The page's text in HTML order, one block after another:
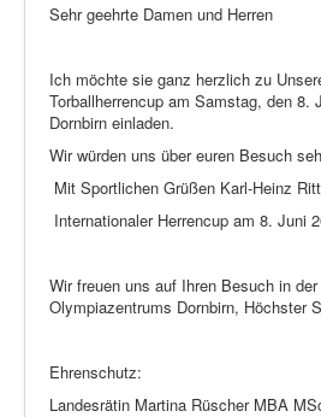
Sehr geehrte Damen und Herren
Ich möchte sie ganz herzlich zu
Torballherrencup am Samstag, den 8.
Dornbirn einladen.
Wir würden uns über euren Besuch
Mit Sportlichen Grüßen Karl-Heinz
Internationaler Herrencup am 8. Juni
Wir freuen uns auf Ihren Besuch in
Olympiazentrums Dornbirn, Höchster
Ehrenschutz:
Landesrätin Martina Rüscher MBA